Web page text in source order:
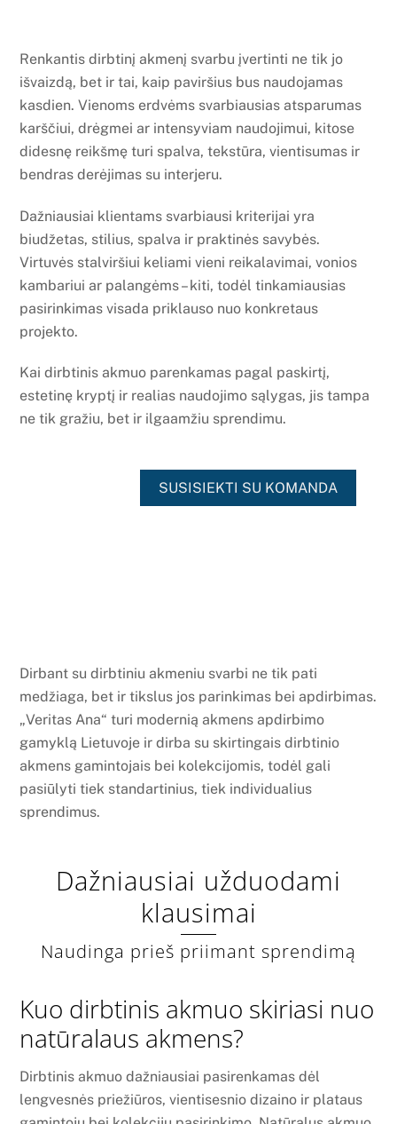
Renkantis dirbtinį akmenį svarbu įvertinti ne tik jo
išvaizdą, bet ir tai, kaip paviršius bus naudojamas
kasdien. Vienoms erdvėms svarbiausias atsparumas
karščiui, drėgmei ar intensyviam naudojimui, kitose
didesnę reikšmę turi spalva, tekstūra, vientisumas ir
bendras derėjimas su interjeru.
Dažniausiai klientams svarbiausi kriterijai yra
biudžetas, stilius, spalva ir praktinės savybės.
Virtuvės stalviršiui keliami vieni reikalavimai, vonios
kambariui ar palangėms – kiti, todėl tinkamiausias
pasirinkimas visada priklauso nuo konkretaus
projekto.
Kai dirbtinis akmuo parenkamas pagal paskirtį,
estetinę kryptį ir realias naudojimo sąlygas, jis tampa
ne tik gražiu, bet ir ilgaamžiu sprendimu.
SUSISIEKTI SU KOMANDA
Dirbant su dirbtiniu akmeniu svarbi ne tik pati
medžiaga, bet ir tikslus jos parinkimas bei apdirbimas.
„Veritas Ana“ turi modernią akmens apdirbimo
gamyklą Lietuvoje ir dirba su skirtingais dirbtinio
akmens gamintojais bei kolekcijomis, todėl gali
pasiūlyti tiek standartinius, tiek individualius
sprendimus.
Dažniausiai užduodami
klausimai
Naudinga prieš priimant sprendimą
Kuo dirbtinis akmuo skiriasi nuo
natūralaus akmens?
Dirbtinis akmuo dažniausiai pasirenkamas dėl
lengvesnės priežiūros, vientisesnio dizaino ir plataus